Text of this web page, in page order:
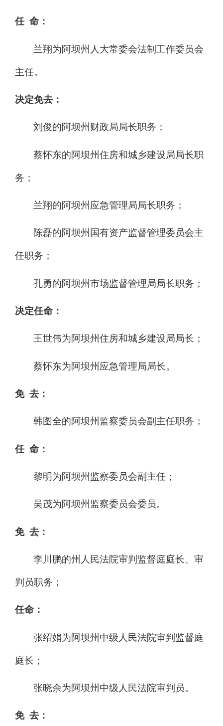
任 命：
兰翔为阿坝州人大常委会法制工作委员会
主任。
决定免去：
刘俊的阿坝州财政局局长职务；
蔡怀东的阿坝州住房和城乡建设局局长职
务；
兰翔的阿坝州应急管理局局长职务；
陈磊的阿坝州国有资产监督管理委员会主
任职务；
孔勇的阿坝州市场监督管理局局长职务；
决定任命：
王世伟为阿坝州住房和城乡建设局局长；
蔡怀东为阿坝州应急管理局局长。
免去：
韩图全的阿坝州监察委员会副主任职务；
任 命：
黎明为阿坝州监察委员会副主任；
吴茂为阿坝州监察委员会委员。
免去：
李川鹏的州人民法院审判监督庭庭长、审
判员职务；
任命：
张绍娟为阿坝州中级人民法院审判监督庭
庭长；
张晓余为阿坝州中级人民法院审判员。
免去：